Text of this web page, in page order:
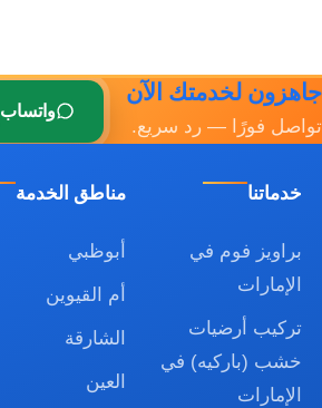
جاهزون لخدمتك الآن
تواصل فورًا — رد سريع.
واتساب
خدماتنا
براويز فوم في
الإمارات
تركيب أرضيات
خشب (باركيه) في
الإمارات
مناطق الخدمة
أبوظبي
أم القيوين
الشارقة
العين